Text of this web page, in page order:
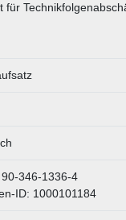
für
90-346-1336-4
ID: 1000101184